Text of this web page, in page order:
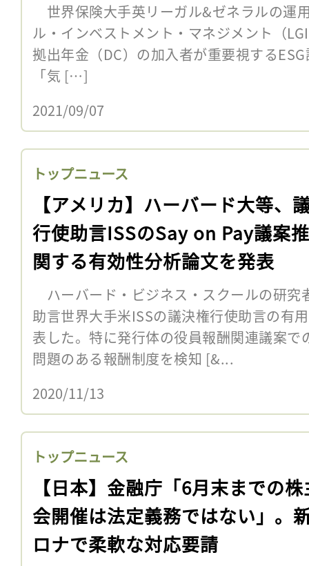
世界保険大手英リーガル&ゼネラルの運
ル・インベストメント・マネジメント（
拠出年金（DC）の加入者が重要視する
「気 […]
2021/09/07
トップニュース
【アメリカ】ハーバード大等、
行使助言ISSのSay on Pay議案
関する有効性分析論文を発表
ハーバード・ビジネス・スクールの研究
助言世界大手米ISSの議決権行使助言の有
表した。特に発行体の役員報酬関連議案で
問題のある報酬制度を検知 [&...
2020/11/13
トップニュース
【日本】金融庁「6月末までの
会開催は法定義務ではない」。
ロナで柔軟な対応要請